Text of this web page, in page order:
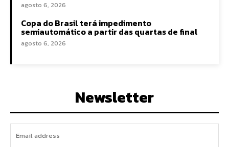
agosto 6, 2026
Copa do Brasil terá impedimento
semiautomático a partir das quartas de final
agosto 6, 2026
Newsletter